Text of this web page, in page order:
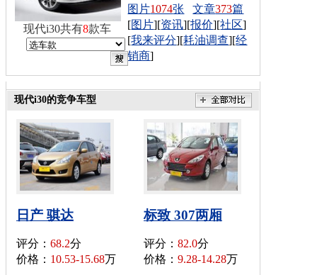
图片1074张 文章373篇
[图片][资讯][报价][社区]
[我来评分][耗油调查][经
销商]
现代i30共有8款车
现代i30的竞争车型
日产 骐达
评分： 68.2分
价格： 10.53-15.68万
标致 307两厢
评分： 82.0分
价格： 9.28-14.28万